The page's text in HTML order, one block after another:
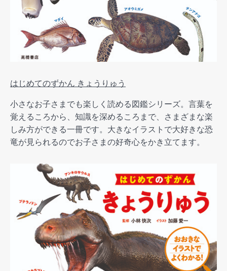
はじめてのずかん きょうりゅう
小さなお子さまでも楽しく読める図鑑シリーズ。言葉を
覚えるころから、知識を深めるころまで、さまざまな楽
しみ方ができる一冊です。大きなイラストで大好きな恐
竜が見られるのでお子さまの好奇心をかき立てます。